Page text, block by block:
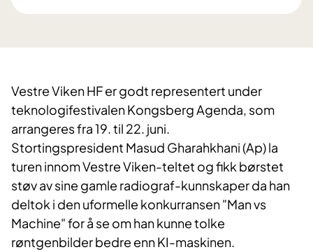
Vestre Viken HF er godt representert under
teknologifestivalen Kongsberg Agenda, som
arrangeres fra 19. til 22. juni.
Stortingspresident Masud Gharahkhani (Ap) la
turen innom Vestre Viken-teltet og fikk børstet
støv av sine gamle radiograf-kunnskaper da han
deltok i den uformelle konkurransen "Man vs
Machine" for å se om han kunne tolke
røntgenbilder bedre enn KI-maskinen.